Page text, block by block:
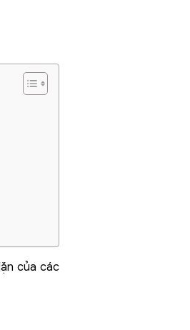
của các